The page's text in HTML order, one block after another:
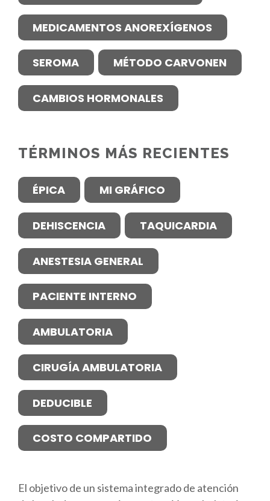
MEDICAMENTOS ANOREXÍGENOS
SEROMA MÉTODO CARVONEN
CAMBIOS HORMONALES
TÉRMINOS MÁS RECIENTES
ÉPICA MI GRÁFICO
DEHISCENCIA TAQUICARDIA
ANESTESIA GENERAL
PACIENTE INTERNO
AMBULATORIA
CIRUGÍA AMBULATORIA
DEDUCIBLE
COSTO COMPARTIDO
El objetivo de un sistema integrado de atención